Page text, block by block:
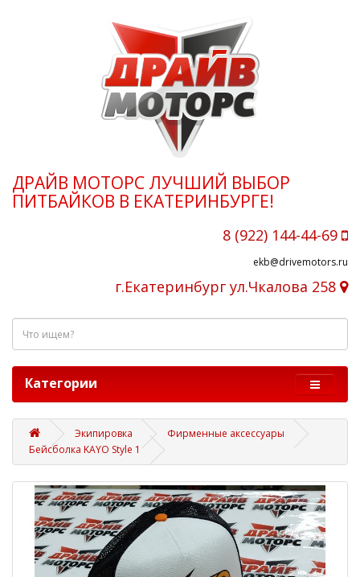
ДРАЙВ МОТОРС ЛУЧШИЙ ВЫБОР
ПИТБАЙКОВ В ЕКАТЕРИНБУРГЕ!
8 (922) 144-44-69
ekb@drivemotors.ru
г.Екатеринбург ул.Чкалова 258
Категории
Экипировка
Фирменные аксессуары
Бейсболка KAYO Style 1